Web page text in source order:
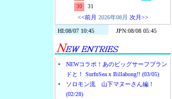
30
31
<<前月 2026年08月 次月>>
NEWコラボ！あのビッグサーフブラン
ドと！ SurfnSea x Billabong!! (03/05)
ソロモン流 山下マヌーさん編！
(02/28)